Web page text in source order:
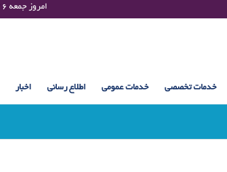
Friday 07 August 2026 , 14:36 UTC ¤¤¤¤ امروز جمعه ۱۶ مرداد ۱۴۰۵ساعت : ۱۴:۳۶
خدمات تخصصی خدمات عمومی اطلاع رسانی اخبار